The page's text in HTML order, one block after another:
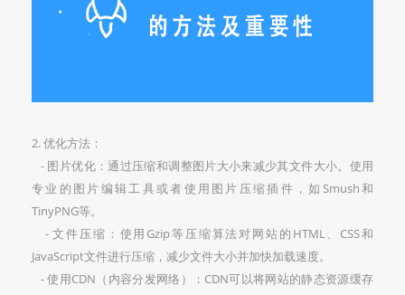
2. 优化方法：
- 图片优化：通过压缩和调整图片大小来减少其文件大小。使用
专业的图片编辑工具或者使用图片压缩插件，如Smush和
TinyPNG等。
- 文件压缩：使用Gzip等压缩算法对网站的HTML、CSS和
JavaScript文件进行压缩，减少文件大小并加快加载速度。
- 使用CDN（内容分发网络）：CDN可以将网站的静态资源缓存